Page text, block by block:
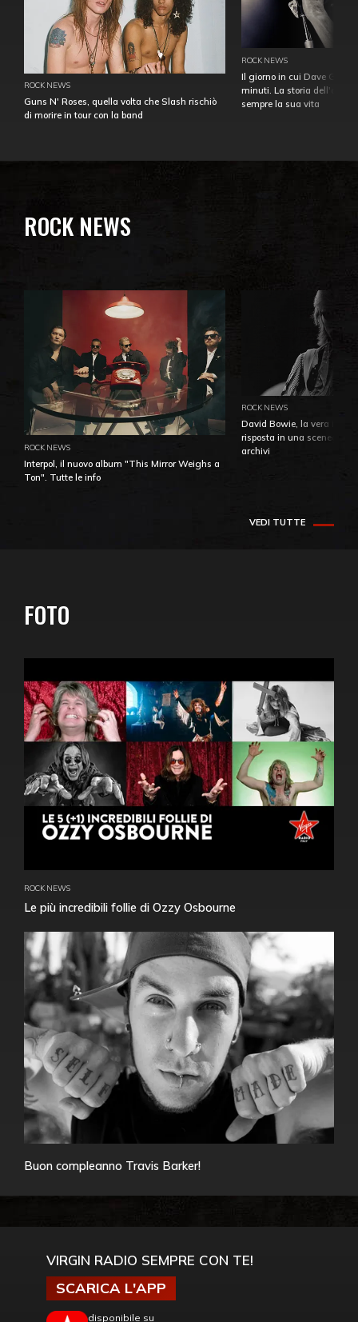
ROCK NEWS
Guns N' Roses, quella volta che Slash rischiò
di morire in tour con la band
ROCK NEWS
Il giorno in cui Dave
minuti. La storia
sempre la sua vita
ROCK NEWS
ROCK NEWS
Interpol, il nuovo album "This Mirror Weighs a
Ton". Tutte le info
ROCK NEWS
David Bowie, la vera
risposta in una
archivi
VEDI TUTTE
FOTO
ROCK NEWS
Le più incredibili follie di Ozzy Osbourne
Buon compleanno Travis Barker!
VIRGIN RADIO SEMPRE CON TE!
SCARICA L'APP
disponibile su